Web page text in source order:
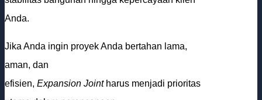
Anda.
Jika Anda ingin proyek Anda bertahan lama,
aman, dan
efisien, Expansion Jointharus menjadi prioritas